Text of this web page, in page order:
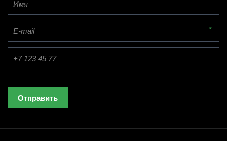
*
Отправить